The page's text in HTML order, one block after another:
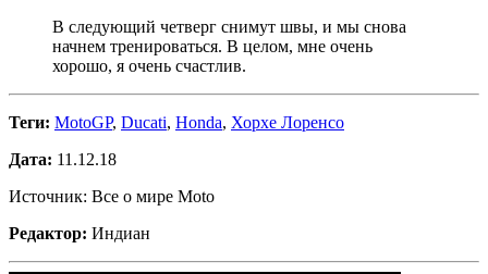
В следующий четверг снимут швы, и мы снова
начнем тренироваться. В целом, мне очень
хорошо, я очень счастлив.
Теги: MotoGP, Ducati, Honda, Хорхе Лоренсо
Дата: 11.12.18
Источник: Все о мире Moto
Редактор: Индиан